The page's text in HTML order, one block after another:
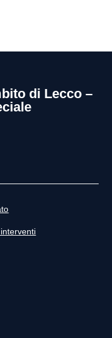
di Lecco –